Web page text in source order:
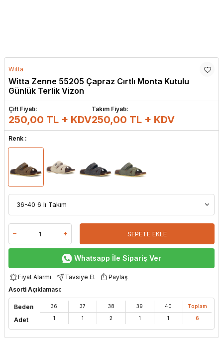
Witta
Witta Zenne 55205 Çapraz Cırtlı Monta Kutulu
Günlük Terlik Vizon
Çift Fiyatı:
250,00 TL + KDV
Takım Fiyatı:
250,00 TL + KDV
Renk :
SEPETE EKLE
Whatsapp İle Sipariş Ver
Fiyat Alarmı Tavsiye Et
Paylaş
Asorti Açıklaması:
Beden
Adet
36
1
37
1
38
2
39
1
40
1
Toplam
6